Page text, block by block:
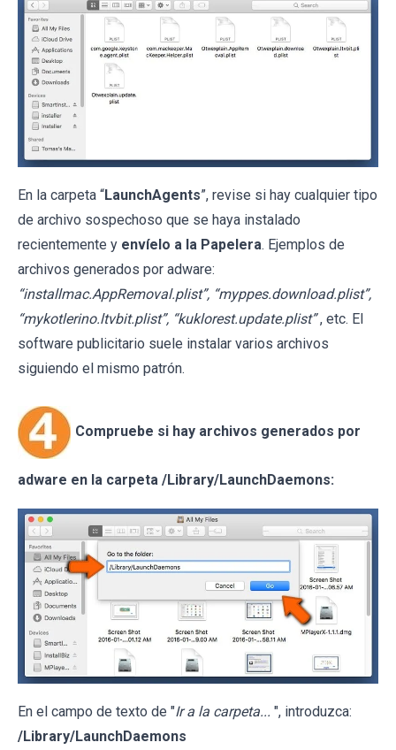
En la carpeta “LaunchAgents”, revise si hay cualquier tipo
de archivo sospechoso que se haya instalado
recientemente y envíelo a la Papelera. Ejemplos de
archivos generados por adware:
“installmac.AppRemoval.plist”, “myppes.download.plist”,
“mykotlerino.ltvbit.plist”, “kuklorest.update.plist” , etc. El
software publicitario suele instalar varios archivos
siguiendo el mismo patrón.
Compruebe si hay archivos generados por
adware en la carpeta /Library/LaunchDaemons:
En el campo de texto de "Ir a la carpeta... ", introduzca:
/Library/LaunchDaemons